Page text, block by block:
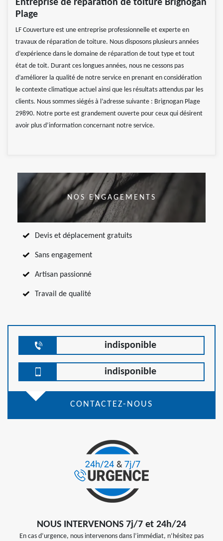
Entreprise de réparation de toiture Brignogan
Plage
LF Couverture est une entreprise professionnelle et experte en
travaux de réparation de toiture. Nous disposons plusieurs années
d’expérience dans le domaine de réparation de tout type et tout
état de toit. Durant ces longues années, nous ne cessons pas
d’améliorer la qualité de notre service en prenant en considération
le contexte climatique actuel ainsi que les résultats attendus par les
clients. Nous sommes siégés à l’adresse suivante : Brignogan Plage
29890. Notre porte est grandement ouverte pour ceux qui désirent
avoir plus d’information concernant notre service.
NOS ENGAGEMENTS
Devis et déplacement gratuits
Sans engagement
Artisan passionné
Travail de qualité
indisponible
indisponible
CONTACTEZ-NOUS
NOUS INTERVENONS 7j/7 et 24h/24
En cas d’urgence, nous intervenons dans l’immédiat, n’hésitez pas